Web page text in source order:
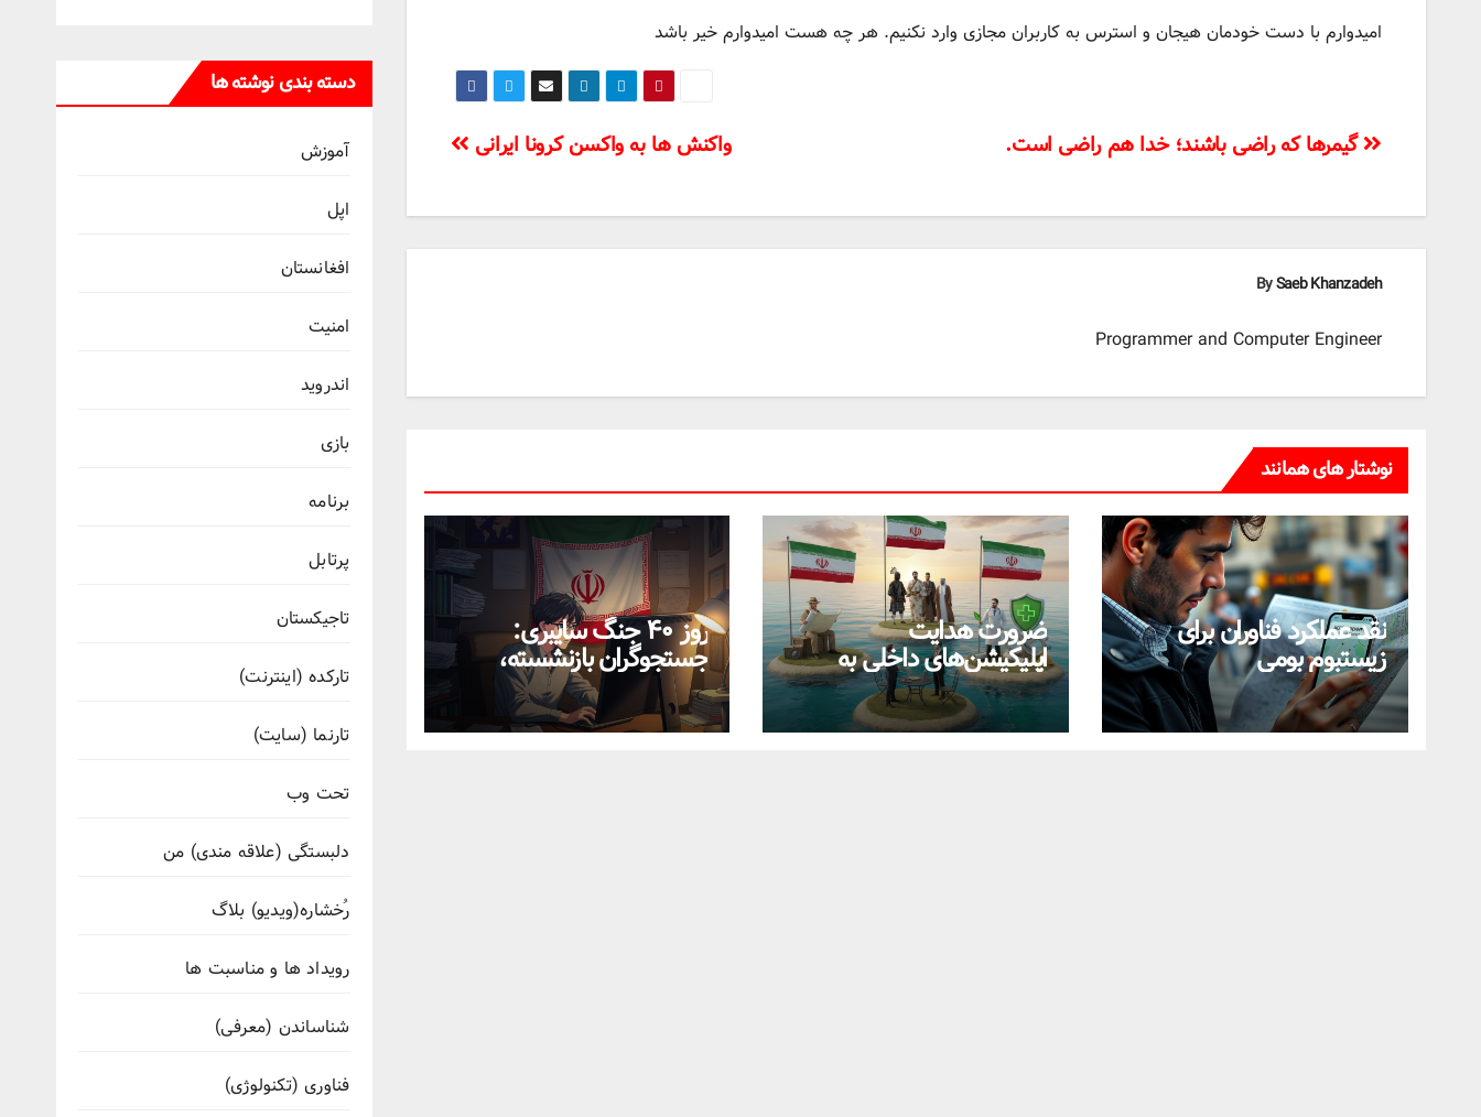
امیدوارم با دست خودمان هیجان و استرس به کاربران مجازی وارد نکنیم. هر چه هست امیدوارم خیر باشد
راهبری واکنش ها به واکسن کرونا ایرانی گیمرها که راضی باشند؛ خدا هم راضی است.
BySaeb Khanzadeh
Programmer and Computer Engineer
نوشتار های همانند
نقد عملکرد فناوران برای
زیستبوم بومی
ضرورت هدایت
اپلیکیشن‌های داخلی به
سمت استفاده از سامانه‌های
بومی
روز ۴۰ جنگ سایبری:
جستجوگران بازنشسته،
ضعیف و ستاره‌های موقتی
ایران در بحران اینترنت!
دسته بندی نوشته ها
آموزش
اپل
افغانستان
امنیت
اندروید
بازی
برنامه
پرتابل
تاجیکستان
تارکده (اینترنت)
تارنما (سایت)
تحت وب
دلبستگی (علاقه مندی) من
رُخشاره(ویدیو) بلاگ
رویداد ها و مناسبت ها
شناساندن (معرفی)
فناوری (تکنولوژی)